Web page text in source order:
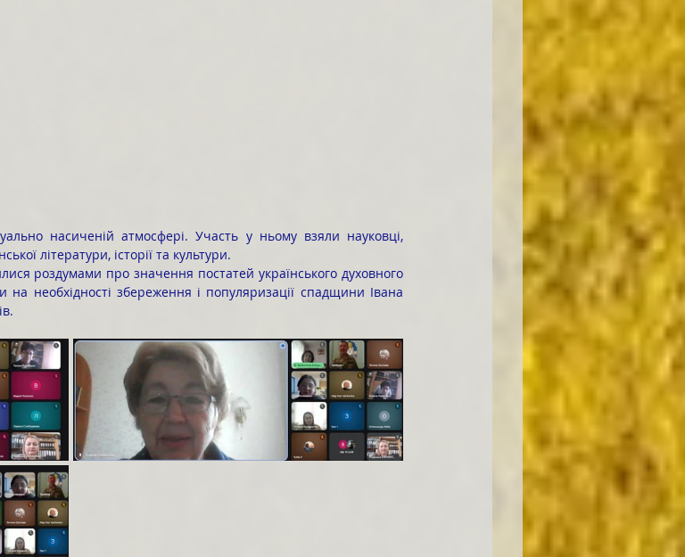
насиченій атмосфері. Участь у ньому взяли науковці,
літератури, історії та культури.
на необхідності збереження і популяризації спадщини Івана